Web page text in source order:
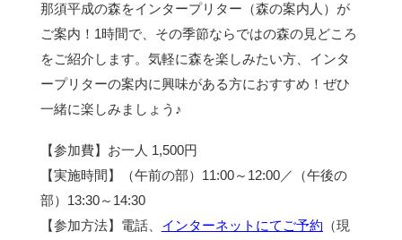
那須平成の森をインタープリター（森の案内人）が
ご案内！1時間で、その季節ならではの森の見どころ
をご紹介します。気軽に森を楽しみたい方、インタ
ープリターの案内に興味がある方におすすめ！ぜひ
一緒に楽しみましょう♪
【参加費】お一人 1,500円
【実施時間】（午前の部）11:00～12:00／（午後の
部）13:30～14:30
【参加方法】電話、 インターネットにてご予約 （現